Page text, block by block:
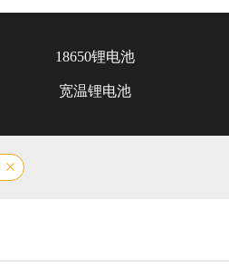
18650锂电池
宽温锂电池